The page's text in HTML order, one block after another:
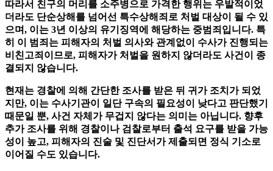
따라서 친구의 머리를 소주병으로 가격한 행위는 우발적이었
더라도 단순상해를 넘어선 특수상해죄로 처벌 대상이 될 수 있
으며, 이는 3년 이상의 유기징역에 해당하는 중범죄입니다. 특
히 이 범죄는 피해자의 처벌 의사와 관계없이 수사가 진행되는
비친고죄 이므로, 피해자가 처벌을 원하지 않더라도 사건이 종
결되지 않습니다.
현재는 경찰에 의해 간단한 조사를 받은 뒤 귀가 조치가 되었
지만, 이는 수사기관이 일단 구속의 필요성이 낮다고 판단했기
때문일 뿐, 사건 자체가 무겁지 않다는 의미는 아닙니다. 향후
추가 조사를 위해 경찰이나 검찰로부터 출석 요구를 받을 가능
성이 높고, 피해자의 진술 및 진단서가 제출되면 정식 기소로
이어질 수도 있습니다.